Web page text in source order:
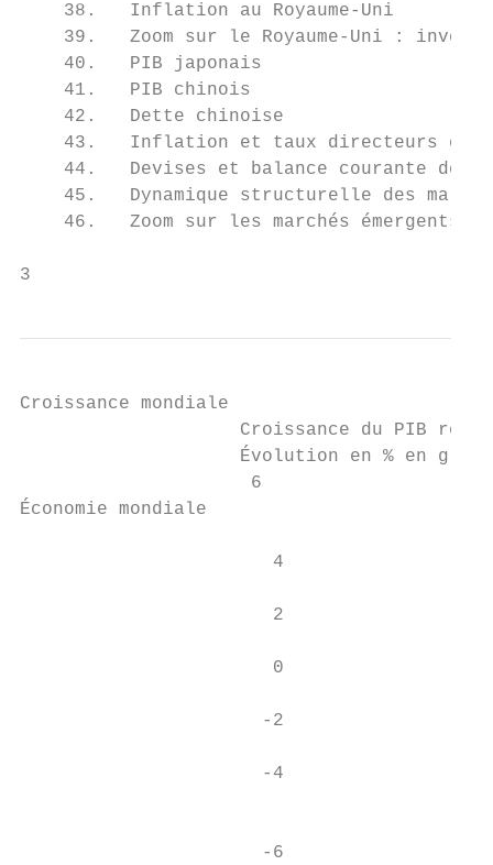
    38.   Inflation au Royaume-Uni
39.   Zoom sur le Royaume-Uni :
    40.   PIB japonais
    41.   PIB chinois
    42.   Dette chinoise
43.   Inflation et taux directeurs en
44.   Devises et balance courante des
45.   Dynamique structurelle des
46.   Zoom sur les marchés émergents
3
Croissance mondiale
Croissance du PIB
Évolution en % en
6
Économie mondiale
4
2
0
-2
-4
-6